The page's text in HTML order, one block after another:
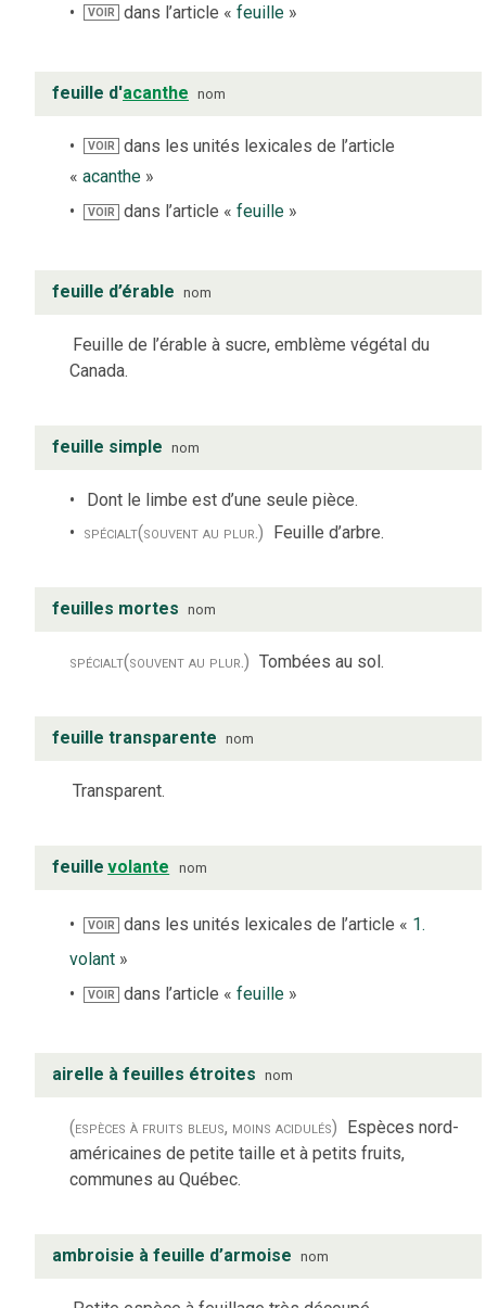
VOIR dans l’article «feuille »
feuille d'acanthe nom
VOIR
dans les unités lexicales de l’article
« acanthe »
VOIR dans l’article «feuille »
feuille d’érable nom
Feuille de l’érable à sucre, emblème végétal du
Canada.
feuille simple nom
Dont le limbe est d’une seule pièce.
spécialt(souvent au plur.) Feuille d’arbre.
feuilles mortes nom
spécialt(souvent au plur.) Tombées au sol.
feuille transparente nom
Transparent.
feuille volante nom
VOIR dans les unités lexicales de l’article « 1.
volant »
VOIR dans l’article «feuille »
airelle à feuilles étroites nom
(espèces à fruits bleus, moins acidulés)
Espèces nord-
américaines de petite taille et à petits fruits,
communes au Québec.
ambroisie à feuille d’armoise nom